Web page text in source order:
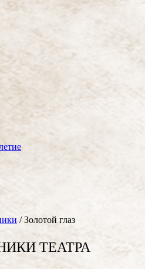
/Золотой глаз
ТЕАТРА